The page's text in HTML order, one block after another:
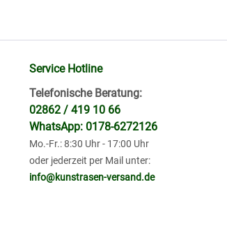
Service Hotline
Telefonische Beratung:
02862 / 419 10 66
WhatsApp: 0178-6272126
Mo.-Fr.: 8:30 Uhr - 17:00 Uhr
oder jederzeit per Mail unter:
info@kunstrasen-versand.de